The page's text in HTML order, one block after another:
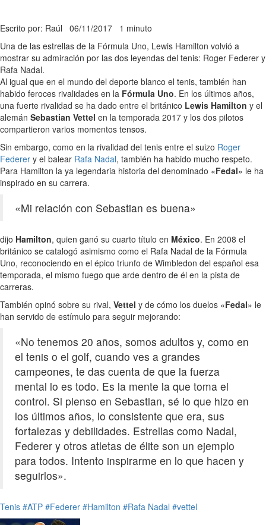
Escrito por: Raúl 06/11/2017 1 minuto
Una de las estrellas de la Fórmula Uno, Lewis Hamilton volvió a
mostrar su admiración por las dos leyendas del tenis: Roger Federer y
Rafa Nadal.
Al igual que en el mundo del deporte blanco el tenis, también han
habido feroces rivalidades en la Fórmula Uno. En los últimos años,
una fuerte rivalidad se ha dado entre el británico Lewis Hamilton y el
alemán Sebastian Vettel en la temporada 2017 y los dos pilotos
compartieron varios momentos tensos.
Sin embargo, como en la rivalidad del tenis entre el suizo Roger
Federer y el balear Rafa Nadal, también ha habido mucho respeto.
Para Hamilton la ya legendaria historia del denominado «Fedal» le ha
inspirado en su carrera.
«Mi relación con Sebastian es buena»
dijo Hamilton, quien ganó su cuarto título en México. En 2008 el
británico se catalogó asimismo como el Rafa Nadal de la Fórmula
Uno, reconociendo en el épico triunfo de Wimbledon del español esa
temporada, el mismo fuego que arde dentro de él en la pista de
carreras.
También opinó sobre su rival, Vettel y de cómo los duelos «Fedal» le
han servido de estímulo para seguir mejorando:
«No tenemos 20 años, somos adultos y, como en
el tenis o el golf, cuando ves a grandes
campeones, te das cuenta de que la fuerza
mental lo es todo. Es la mente la que toma el
control. Si pienso en Sebastian, sé lo que hizo en
los últimos años, lo consistente que era, sus
fortalezas y debilidades. Estrellas como Nadal,
Federer y otros atletas de élite son un ejemplo
para todos. Intento inspirarme en lo que hacen y
seguirlos».
Tenis #ATP #Federer #Hamilton #Rafa Nadal #vettel